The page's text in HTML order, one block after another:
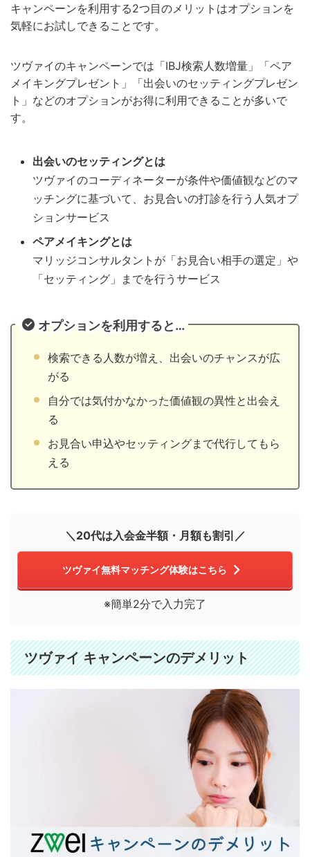
キャンペーンを利用する2つ目のメリットはオプションを
気軽にお試しできることです。
ツヴァイのキャンペーンでは「IBJ検索人数増量」「ペア
メイキングプレゼント」「出会いのセッティングプレゼン
ト」などのオプションがお得に利用できることが多いで
す。
出会いのセッティングとは
ツヴァイのコーディネーターが条件や価値観などのマ
ッチングに基づいて、お見合いの打診を行う人気オプ
ションサービス
ペアメイキングとは
マリッジコンサルタントが「お見合い相手の選定」や
「セッティング」までを行うサービス
オプションを利用すると…
検索できる人数が増え、出会いのチャンスが広
がる
自分では気付かなかった価値観の異性と出会え
る
お見合い申込やセッティングまで代行してもら
える
＼20代は入会金半額・月額も割引／
ツヴァイ無料マッチング体験はこちら
※簡単2分で入力完了
ツヴァイ キャンペーンのデメリット